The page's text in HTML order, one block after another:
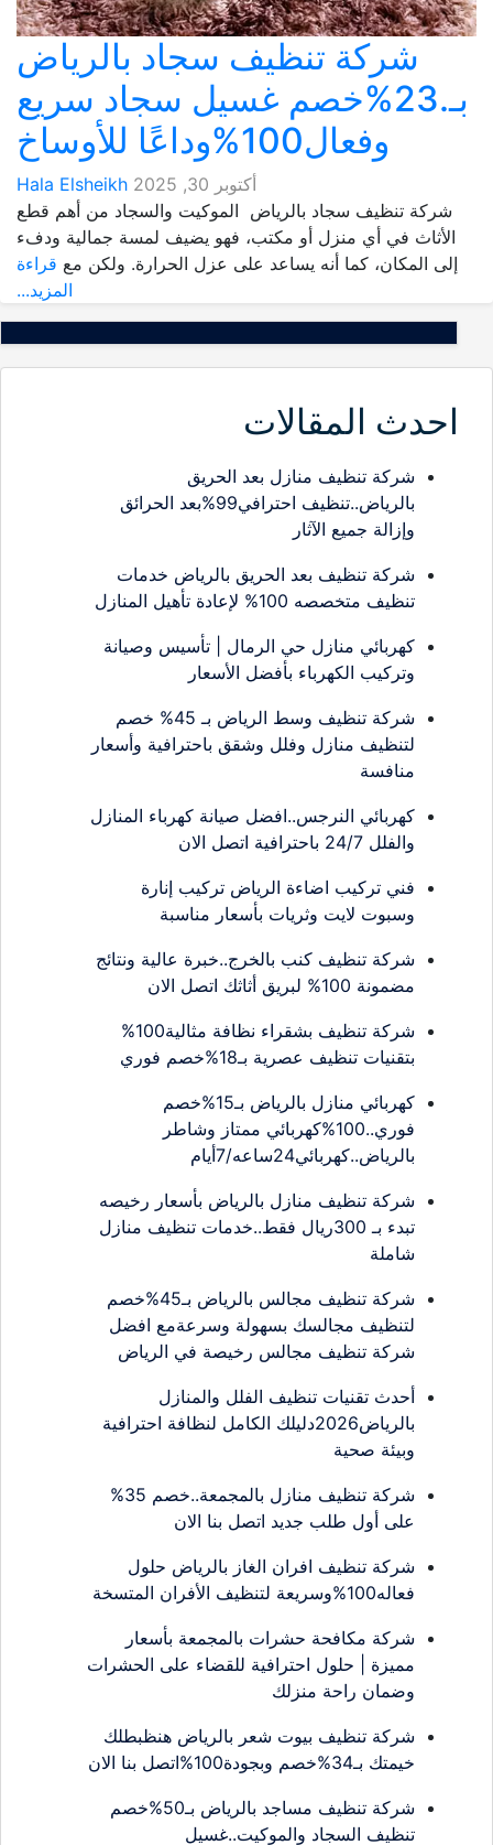
شركة تنظيف سجاد بالرياض
بـ.23%خصم غسيل سجاد سريع
وفعال100%وداعًا للأوساخ
أكتوبر 30, 2025
Hala Elsheikh
شركة تنظيف سجاد بالرياض الموكيت والسجاد من أهم قطع
الأثاث في أي منزل أو مكتب، فهو يضيف لمسة جمالية ودفء
إلى المكان، كما أنه يساعد على عزل الحرارة. ولكن مع قراءة
المزيد...
احدث المقالات
شركة تنظيف منازل بعد الحريق
بالرياض..تنظيف احترافي99%بعد الحرائق
وإزالة جميع الآثار
شركة تنظيف بعد الحريق بالرياض خدمات
تنظيف متخصصه 100% لإعادة تأهيل المنازل
كهربائي منازل حي الرمال | تأسيس وصيانة
وتركيب الكهرباء بأفضل الأسعار
شركة تنظيف وسط الرياض بـ 45% خصم
لتنظيف منازل وفلل وشقق باحترافية وأسعار
منافسة
كهربائي النرجس..افضل صيانة كهرباء المنازل
والفلل 24/7 باحترافية اتصل الان
فني تركيب اضاءة الرياض تركيب إنارة
وسبوت لايت وثريات بأسعار مناسبة
شركة تنظيف كنب بالخرج..خبرة عالية ونتائج
مضمونة 100% لبريق أثاثك اتصل الان
شركة تنظيف بشقراء نظافة مثالية100%
بتقنيات تنظيف عصرية بـ18%خصم فوري
كهربائي منازل بالرياض بـ15%خصم
فوري..100%كهربائي ممتاز وشاطر
بالرياض..كهربائي24ساعه/7أيام
شركة تنظيف منازل بالرياض بأسعار رخيصه
تبدء بـ 300ريال فقط..خدمات تنظيف منازل
شاملة
شركة تنظيف مجالس بالرياض بـ45%خصم
لتنظيف مجالسك بسهولة وسرعةمع افضل
شركة تنظيف مجالس رخيصة في الرياض
أحدث تقنيات تنظيف الفلل والمنازل
بالرياض2026دليلك الكامل لنظافة احترافية
وبيئة صحية
شركة تنظيف منازل بالمجمعة..خصم 35%
على أول طلب جديد اتصل بنا الان
شركة تنظيف افران الغاز بالرياض حلول
فعاله100%وسريعة لتنظيف الأفران المتسخة
شركة مكافحة حشرات بالمجمعة بأسعار
مميزة | حلول احترافية للقضاء على الحشرات
وضمان راحة منزلك
شركة تنظيف بيوت شعر بالرياض هنظبطلك
خيمتك بـ34%خصم وبجودة100%اتصل بنا الان
شركة تنظيف مساجد بالرياض بـ50%خصم
تنظيف السجاد والموكيت..غسيل